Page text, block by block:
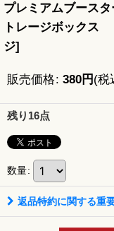
プレミアムブース
トレージボックス
ジ]
販売価格: 380円 (税
残り16点
数量:
返品特約に関する重